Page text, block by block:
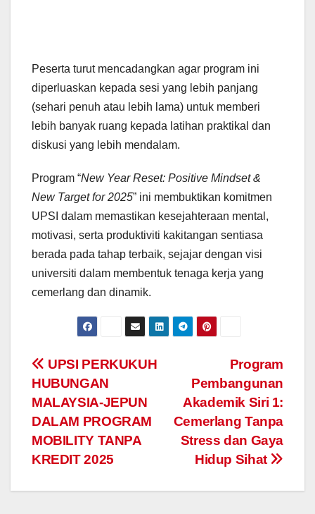
Peserta turut mencadangkan agar program ini
diperluaskan kepada sesi yang lebih panjang
(sehari penuh atau lebih lama) untuk memberi
lebih banyak ruang kepada latihan praktikal dan
diskusi yang lebih mendalam.
Program “New Year Reset: Positive Mindset &
New Target for 2025” ini membuktikan komitmen
UPSI dalam memastikan kesejahteraan mental,
motivasi, serta produktiviti kakitangan sentiasa
berada pada tahap terbaik, sejajar dengan visi
universiti dalam membentuk tenaga kerja yang
cemerlang dan dinamik.
Navigasi
kiriman
Program
Pembangunan
Akademik Siri 1:
Cemerlang Tanpa
Stress dan Gaya
Hidup Sihat
UPSI PERKUKUH
HUBUNGAN
MALAYSIA-JEPUN
DALAM PROGRAM
MOBILITY TANPA
KREDIT 2025